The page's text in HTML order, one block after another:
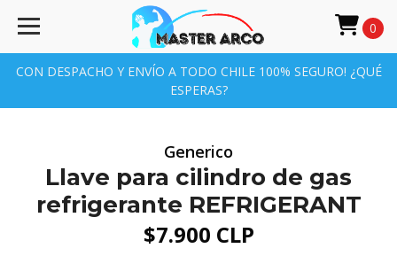
CON DESPACHO Y ENVÍO A TODO CHILE 100% SEGURO! ¿QUÉ
ESPERAS?
0
Generico
Llave para cilindro de gas
refrigerante REFRIGERANT
$7.900 CLP